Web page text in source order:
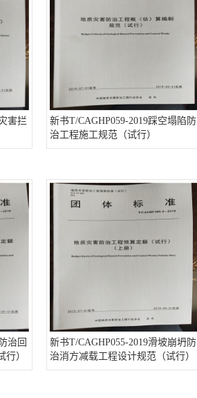
害拦
新书T/CAGHP059-2019踩空塌陷防
治工程施工规范（试行）
治回
）
新书T/CAGHP055-2019滑坡崩坍防
治消方减载工程设计规范（试行）